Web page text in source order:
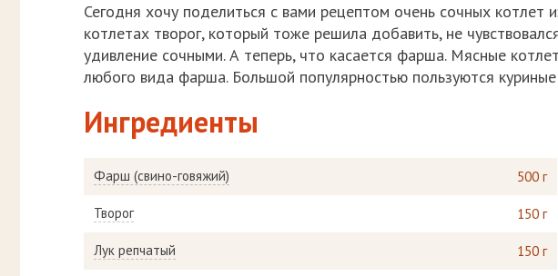
Сегодня хочу поделиться с вами рецептом очень сочных котлет
котлетах творог, который тоже решила добавить, не
удивление сочными. А теперь, что касается фарша. Мясные
любого вида фарша. Большой популярностью пользуются
Ингредиенты
Фарш (свино-говяжий) 500 г
Творог 150 г
Лук репчатый 150 г